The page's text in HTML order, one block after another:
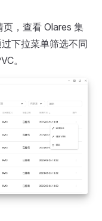
，查看 Olares 集
下拉菜单筛选不同
。